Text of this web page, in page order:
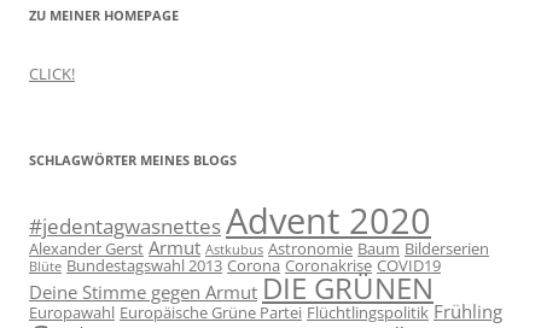
ZU MEINER HOMEPAGE
CLICK!
SCHLAGWÖRTER MEINES BLOGS
#jedentagwasnettesAdvent 2020
Alexander Gerst Armut Astkubus Astronomie Baum Bilderserien
Blüte Bundestagswahl 2013 Corona Coronakrise COVID19
Deine Stimme gegen Armut DIE GRÜNEN
Europawahl Europäische Grüne Partei Flüchtlingspolitik Frühling